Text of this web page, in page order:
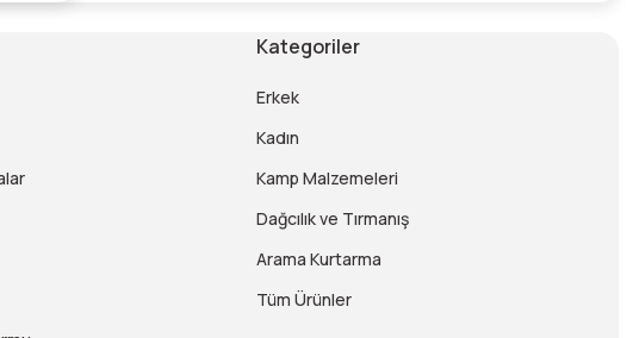
Kategoriler
Erkek
Kadın
Kamp Malzemeleri
Dağcılık ve Tırmanış
Arama Kurtarma
Tüm Ürünler